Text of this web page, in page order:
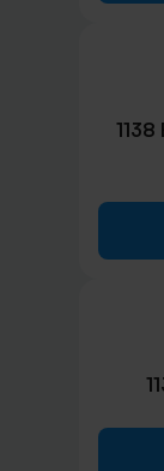
1138